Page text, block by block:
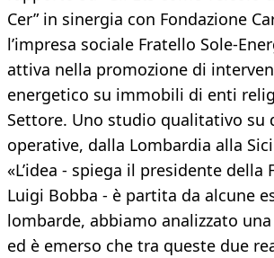
Cer” in sinergia con Fondazione
l’impresa sociale Fratello Sole-
attiva nella promozione di
energetico su immobili di enti
Settore. Uno studio qualitativo su
operative, dalla Lombardia alla
«L’idea - spiega il presidente della
Luigi Bobba - è partita da alcune
lombarde, abbiamo analizzato
ed è emerso che tra queste due